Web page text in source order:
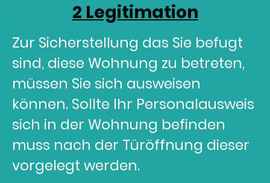
2 Legitimation
Zur Sicherstellung das Sie befugt
sind, diese Wohnung zu betreten,
müssen Sie sich ausweisen
können. Sollte Ihr Personalausweis
sich in der Wohnung befinden
muss nach der Türöffnung dieser
vorgelegt werden.